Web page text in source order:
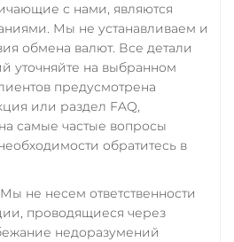
с нами, являются
Мы не устанавливаем и
обмена валют. Все детали
уточняйте на выбранном
предусмотрена
или раздел FAQ,
самые частые вопросы
обратитесь в
не несем ответственности
проводящиеся через
недоразумений